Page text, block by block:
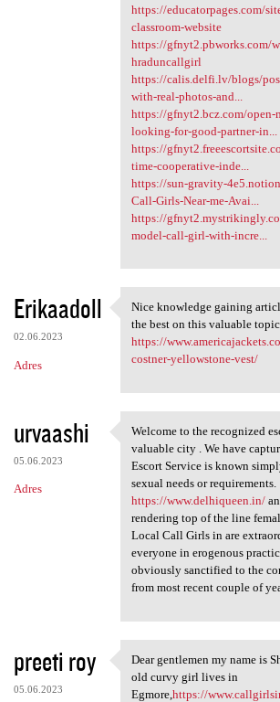
https://educatorpages.com/
classroom-website
https://gfnyt2.pbworks.com/
hraduncallgirl
https://calis.delfi.lv/blogs/
with-real-photos-and...
https://gfnyt2.bcz.com/
looking-for-good-partner-in...
https://
time-cooperative-inde...
https://sun-gravity-
Call-Girls-Near-me-Avai...
https://
model-call-girl-with-incre...
Erikaadoll
02.06.2023
Adres
Nice knowledge gaining
Nice knowledge gaining
the best on this valuable
https://
costner-yellowstone-vest/
urvaashi
05.06.2023
Adres
Welcome to the
Welcome to the recognized
valuable city . We have
Escort Service is known
sexual needs or requirements.
https://www.delhiqueen.in/an
rendering top of the line
Local Call Girls in are
everyone in erogenous
obviously sanctified to the
from most recent couple of
preeti roy
05.06.2023
Dear gentlemen my
Dear gentlemen my name is
old curvy girl lives in
Egmore, https://